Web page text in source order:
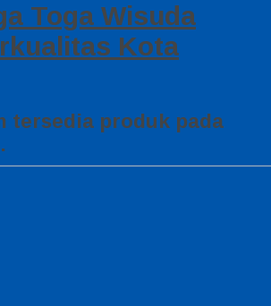
Toga Wisuda
Kota
tersedia produk pada